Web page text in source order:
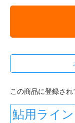
この商品に登録さ
鮎用ライン